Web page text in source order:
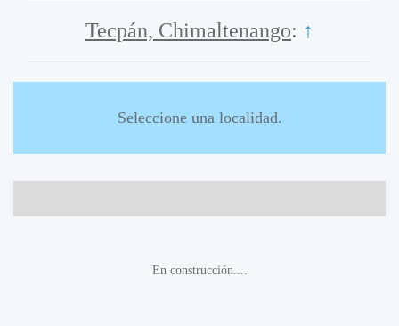
Tecpán, Chimaltenango: ↑
Seleccione una localidad.
En construcción....